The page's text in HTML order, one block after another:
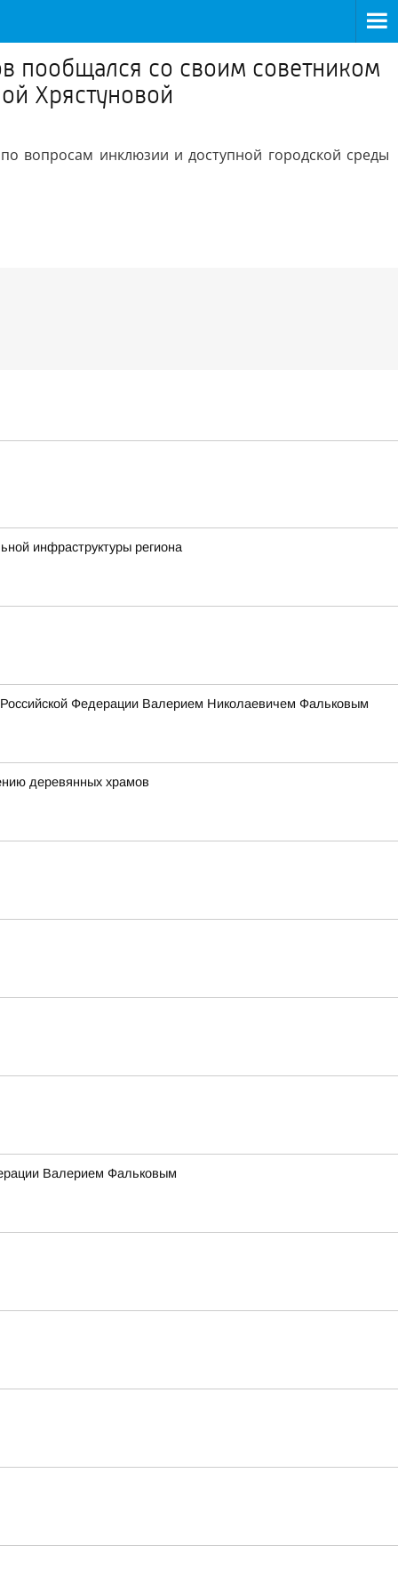
пообщался со своим советником
Хрястуновой
вопросам инклюзии и доступной городской среды
инфраструктуры региона
Федерации Валерием Николаевичем Фальковым
деревянных храмов
Валерием Фальковым